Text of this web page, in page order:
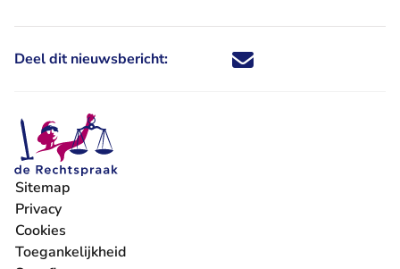
Deel dit nieuwsbericht: Deel dit nieuwsbericht via X -
Deel dit nieuwsbericht via
Deel dit nieuwsbericht
Deel dit
Sitemap
Privacy
Cookies
Toegankelijkheid